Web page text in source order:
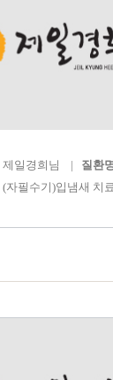
제일경희 님 | 질환
(자필수기)입냄새 치